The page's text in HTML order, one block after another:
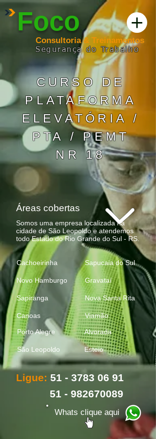
Foco
Consultoria & Treinamentos
Segurançado Trabalho
CURSO DE
PLATAFORMA
ELEVATÓRIA /
PTA / PEMT
NR 18
Áreas cobertas
Somos uma empresa localizada na
cidade de São Leopoldoe atendemos
todo Estado doRio Grande do Sul - RS
Cachoeirinha
Novo Hamburgo
Sapiranga
Canoas
Porto Alegre
São Leopoldo
Sapucaia do Sul
Gravataí
Nova Santa Rita
Viamão
Alvorada
Esteio
Ligue: 51 - 3783 06 91
51 - 982670089
Whats clique aqui